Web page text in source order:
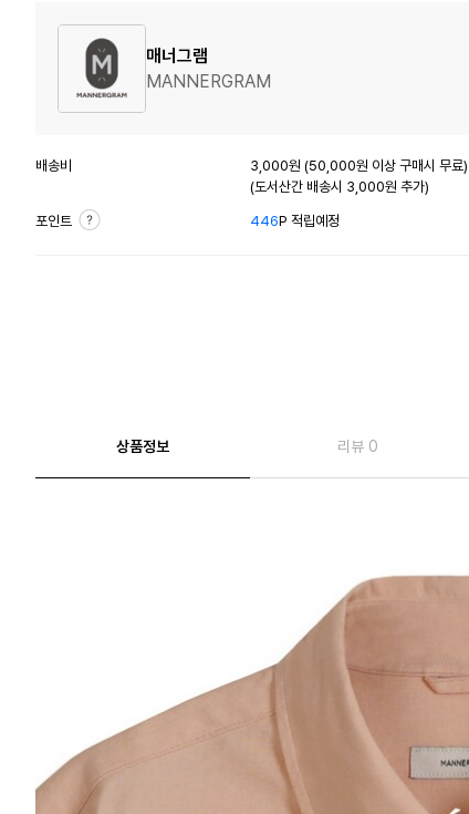
매너그램
MANNERGRAM
배송비
3,000원 (50,000원 이상 구매시 무료)
(도서산간 배송시 3,000원 추가)
포인트 446P 적립예정
상품정보 리뷰 0